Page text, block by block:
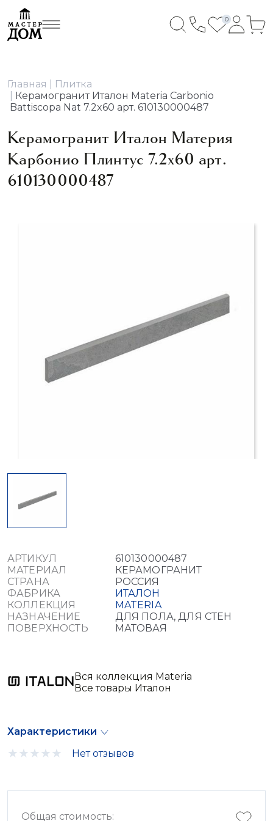
0
Главная
Плитка
Керамогранит Италон Materia Carbonio
Battiscopa Nat 7.2x60 арт. 610130000487
Керамогранит Италон Материя
Карбонио Плинтус 7.2x60 арт.
610130000487
АРТИКУЛ
610130000487
МАТЕРИАЛ
КЕРАМОГРАНИТ
СТРАНА
РОССИЯ
ФАБРИКА
ИТАЛОН
КОЛЛЕКЦИЯ
MATERIA
НАЗНАЧЕНИЕ
ДЛЯ ПОЛА, ДЛЯ СТЕН
ПОВЕРХНОСТЬ
МАТОВАЯ
Вся коллекция Materia
Все товары Италон
Характеристики
Нет отзывов
Общая стоимость: